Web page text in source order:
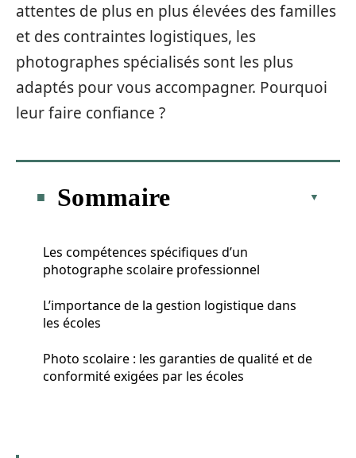
attentes de plus en plus élevées des familles
et des contraintes logistiques, les
photographes spécialisés sont les plus
adaptés pour vous accompagner. Pourquoi
leur faire confiance ?
Sommaire
Les compétences spécifiques d’un
photographe scolaire professionnel
L’importance de la gestion logistique dans
les écoles
Photo scolaire : les garanties de qualité et de
conformité exigées par les écoles